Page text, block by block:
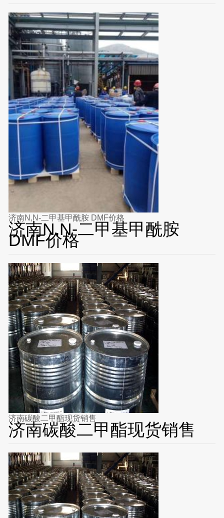
济南N,N-二甲基甲酰胺 DMF价格
济南N,N-二甲基甲酰胺
DMF价格
济南碳酸二甲酯现货销售
济南碳酸二甲酯现货销售